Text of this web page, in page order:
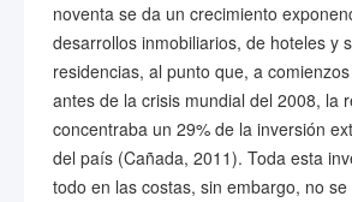
noventa se da un crecimiento
desarrollos inmobiliarios, de hoteles y
residencias, al punto que, a
antes de la crisis mundial del 2008, la
concentraba un 29% de la inversión
del país (Cañada, 2011). Toda esta
todo en las costas, sin embargo, no